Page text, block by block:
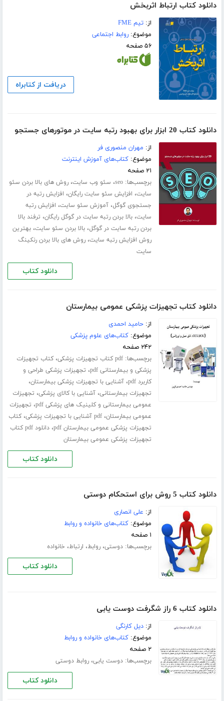
دانلود کتاب ارتباط اثربخش
از:تیم FME
موضوع:روابط اجتماعی
۵۶ صفحه
دریافت از کتابراه
دانلود کتاب 20 ابزار برای بهبود رتبه سایت در موتورهای جستجو
از: مهران منصوری فر
موضوع:کتاب‌های آموزش اینترنت
۲۱ صفحه
برچسب‌ها:seo، سئو وب سایت،روش های بالا بردن سئو
سایت، افزایش سئو سایت رایگان، افزایش رتبه در
جستجوی گوگل،آموزش سئو سایت، افزایش رتبه
سایت،بالا بردن رتبه سایت در گوگل رایگان، ترفند بالا
بردن رتبه سایت در گوگل،بالا بردن سئو سایت،بهترین
روش افزایش رتبه سایت،روش های بالا بردن رنکینگ
سایت
دانلود کتاب
دانلود کتاب تجهیزات پزشکی عمومی بیمارستان
از:حامید احمدی
موضوع:کتاب‌های علوم پزشکی
۲۴۲ صفحه
برچسب‌ها:pdf کتاب تجهیزات پزشکی ،کتاب تجهیزات
پزشکی و بیمارستانی pdf
، تجهیزات پزشکی طراحی و
کاربرد pdf
،آشنایی با تجهیزات پزشکی بیمارستان،
تجهیزات بیمارستانی،آشنایی با کالای پزشکی، تجهیزات
عمومی بیمارستانی و کلینیک های پزشکی pdf
، تجهیزات
عمومی بیمارستان،pdf آشنایی با تجهیزات پزشکی ،کتاب
تجهیزات پزشکی عمومی بیمارستان pdf
،
دانلود pdf کتاب
تجهیزات پزشکی عمومی بیمارستان
دانلود کتاب
دانلود کتاب 5 روش برای استحکام دوستی
از: علی انصاری
موضوع:کتاب‌های خانواده و روابط
۱ صفحه
برچسب‌ها:دوستی،روابط، ارتباط، خانواده
دانلود کتاب
دانلود کتاب 6 راز شگرفت دوست یابی
از:دیل کارنگی
موضوع:کتاب‌های خانواده و روابط
۲ صفحه
برچسب‌ها:دوست یابی،روابط دوستی
دانلود کتاب